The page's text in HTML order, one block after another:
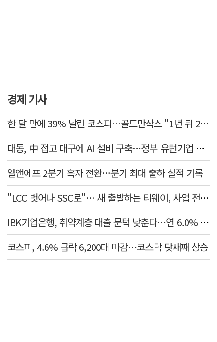
경제 기사
한 달 만에 39% 날린 코스피…골드만삭스 "1년 뒤 2배" 예상, 왜?
대동, 中 접고 대구에 AI 설비 구축…정부 유턴기업 선정
엘앤에프 2분기 흑자 전환…분기 최대 출하 실적 기록
"LCC 벗어나 SSC로"… 새 출발하는 티웨이, 사업 전략 발표
IBK기업은행, 취약계층 대출 문턱 낮춘다…연 6.0% 'i-ONE 햇살론 특례보증' 비대면 출시
코스피, 4.6% 급락 6,200대 마감…코스닥 닷새째 상승